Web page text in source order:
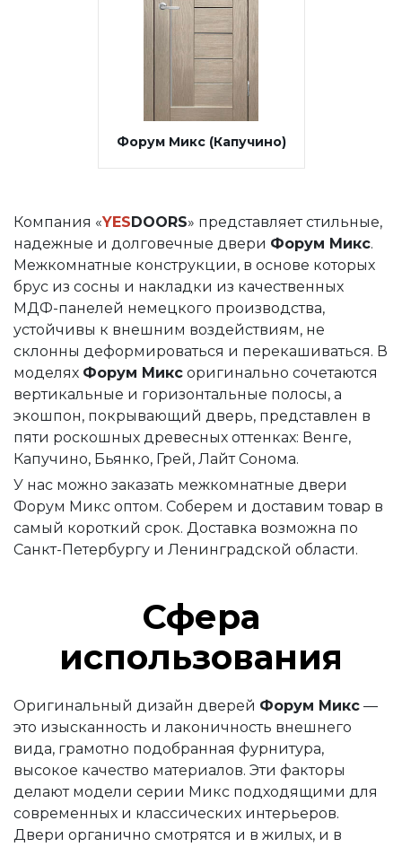
Форум Микс (Капучино)
Компания «YESDOORS» представляет стильные,
надежные и долговечные двери Форум Микс.
Межкомнатные конструкции, в основе которых
брус из сосны и накладки из качественных
МДФ-панелей немецкого производства,
устойчивы к внешним воздействиям, не
склонны деформироваться и перекашиваться. В
моделях Форум Микс оригинально сочетаются
вертикальные и горизонтальные полосы, а
экошпон, покрывающий дверь, представлен в
пяти роскошных древесных оттенках: Венге,
Капучино, Бьянко, Грей, Лайт Сонома.
У нас можно заказать межкомнатные двери
Форум Микс оптом. Соберем и доставим товар в
самый короткий срок. Доставка возможна по
Санкт-Петербургу и Ленинградской области.
Сфера
использования
Оригинальный дизайн дверей Форум Микс —
это изысканность и лаконичность внешнего
вида, грамотно подобранная фурнитура,
высокое качество материалов. Эти факторы
делают модели серии Микс подходящими для
современных и классических интерьеров.
Двери органично смотрятся и в жилых, и в